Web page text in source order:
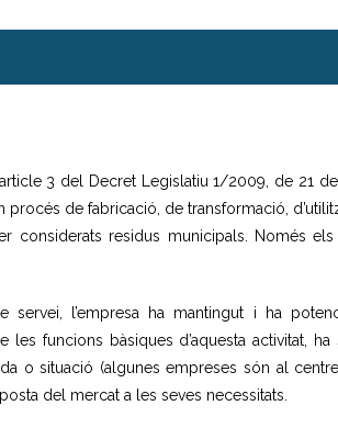
3 del Decret Legislatiu 1/2009, de 21
procés de fabricació, de transformació,
considerats residus municipals. Només
l’empresa ha mantingut i ha
funcions bàsiques d’aquesta activitat, ha
o situació (algunes empreses són al
del mercat a les seves necessitats.